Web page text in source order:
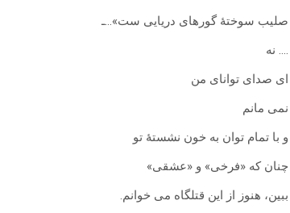
صلیب سوختۀ گورهای دریایی ست»…ـ
…. نه
ای صدای توانای من
نمی مانم
و با تمام توان به خون نشستۀ تو
چنان که «فرخی» و «عشقی»
ببین، هنوز از این قتلگاه می خوانم.